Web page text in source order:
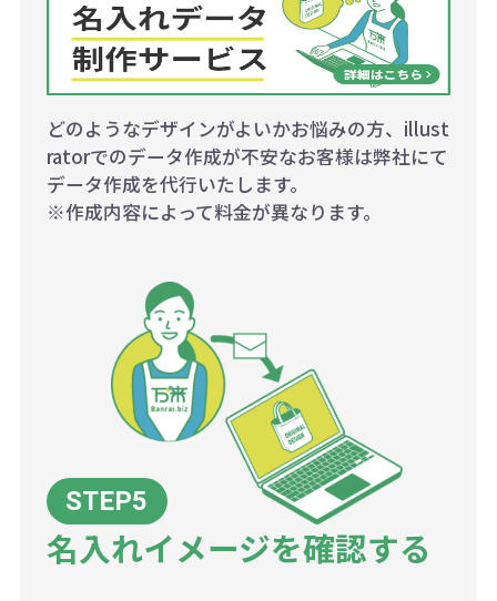
どのようなデザインがよいかお悩みの方、illust
ratorでのデータ作成が不安なお客様は弊社にて
データ作成を代行いたします。
※作成内容によって料金が異なります。
名入れイメージを確認する